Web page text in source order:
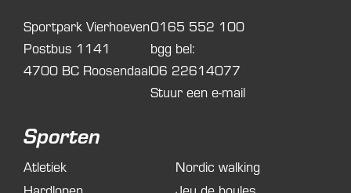
Sportpark Vierhoeven
Postbus 1141
4700 BC Roosendaal
0165 552 100
bgg bel:
06 22614077
Stuur een e-mail
Sporten
Atletiek
Nordic walking